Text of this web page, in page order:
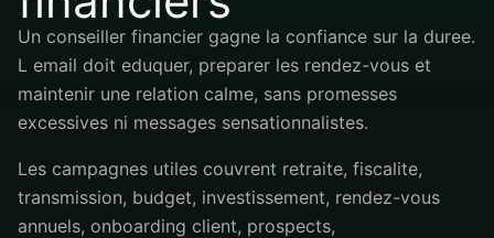
Un conseiller financier gagne la confiance sur la duree.
L email doit eduquer, preparer les rendez-vous et
maintenir une relation calme, sans promesses
excessives ni messages sensationnalistes.
Les campagnes utiles couvrent retraite, fiscalite,
transmission, budget, investissement, rendez-vous
annuels, onboarding client, prospects,